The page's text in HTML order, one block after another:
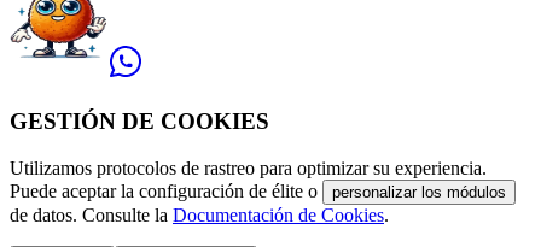
GESTIÓN DE COOKIES
Utilizamos protocolos de rastreo para optimizar su experiencia.
Puede aceptar la configuración de élite o
personalizar los módulos
de datos. Consulte la Documentación de Cookies.